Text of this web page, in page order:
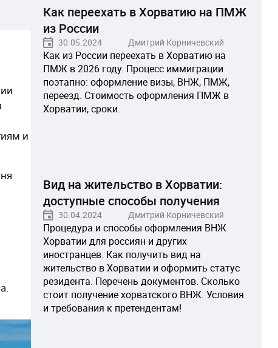
и
Как переехать в Хорватию на ПМЖ
из России
30.05.2024 Дмитрий Корничевский
Как из России переехать в Хорватию на
ПМЖ в 2026 году. Процесс иммиграции
поэтапно: оформление визы, ВНЖ, ПМЖ,
переезд. Стоимость оформления ПМЖ в
Хорватии, сроки.
Вид на жительство в Хорватии:
доступные способы получения
30.04.2024 Дмитрий Корничевский
Процедура и способы оформления ВНЖ
Хорватии для россиян и других
иностранцев. Как получить вид на
жительство в Хорватии и оформить статус
резидента. Перечень документов. Сколько
стоит получение хорватского ВНЖ. Условия
и требования к претендентам!